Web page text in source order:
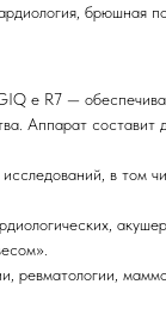
брюшная
e R7 —
Аппарат составит
в том
ревматологии,